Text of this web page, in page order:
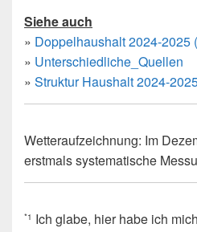
Siehe auch
» Doppelhaushalt 2024-2025
» Unterschiedliche_Quellen
» Struktur Haushalt 2024-
Wetteraufzeichnung: Im
erstmals systematische
*1 Ich glabe, hier habe ich